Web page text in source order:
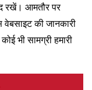
रखें। आमतौर पर
वेबसाइट की जानकारी
भी सामग्री हमारी